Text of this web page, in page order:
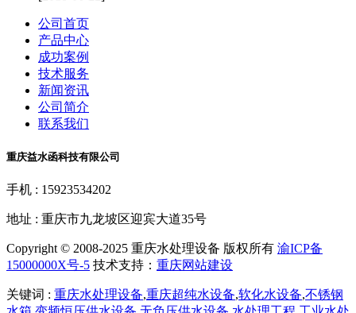
公司首页
产品中心
成功案例
技术服务
新闻资讯
公司简介
联系我们
重庆益水函科技有限公司
手机 : 15923534202
地址 : 重庆市九龙坡区迎宾大道35号
Copyright © 2008-2025 重庆水处理设备 版权所有 渝ICP备
15000000X号-5 技术支持： 重庆网站建设
关键词 : 重庆水处理设备,重庆超纯水设备,软化水设备,不锈钢